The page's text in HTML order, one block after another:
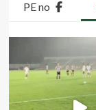
PE no